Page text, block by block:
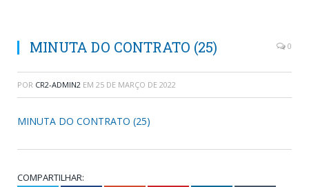
MINUTA DO CONTRATO (25) 0
POR CR2-ADMIN2 EM 25 DE MARÇO DE 2022
MINUTA DO CONTRATO (25)
COMPARTILHAR: